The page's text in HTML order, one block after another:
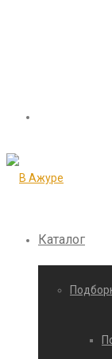
Каталог